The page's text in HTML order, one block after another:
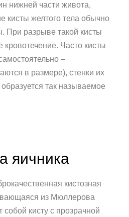
нижней части живота,
кисты желтого тела обычно
При разрыве такой кисты
кровотечение. Часто кисты
–
в размере), стенки их
так называемое
яичника
кистозная
из Мюллерова
кисту с прозрачной